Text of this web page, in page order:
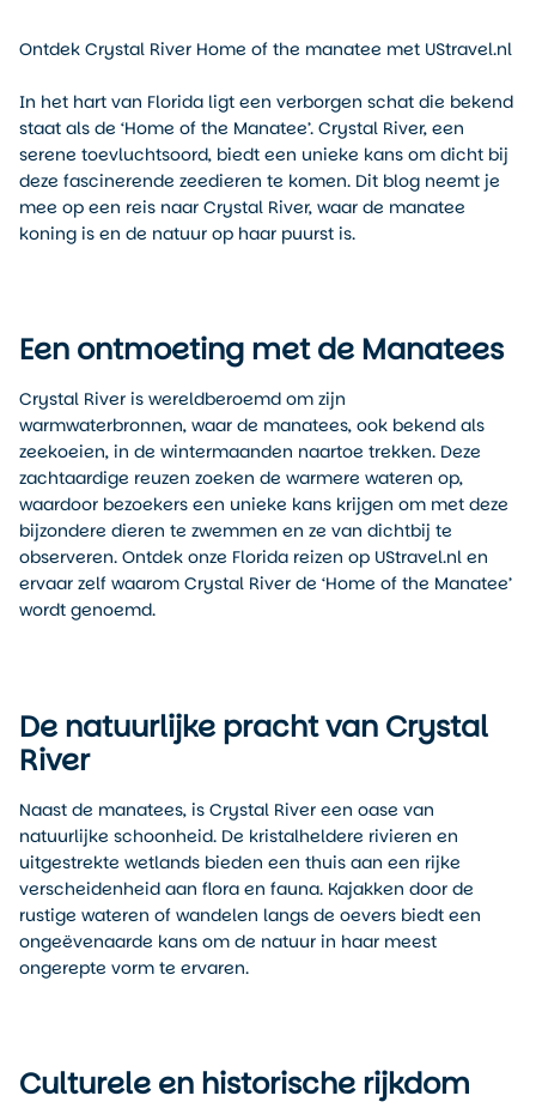
Ontdek Crystal River Home of the manatee met UStravel.nl
In het hart van Florida ligt een verborgen schat die bekend
staat als de ‘Home of the Manatee’. Crystal River, een
serene toevluchtsoord, biedt een unieke kans om dicht bij
deze fascinerende zeedieren te komen. Dit blog neemt je
mee op een reis naar Crystal River, waar de manatee
koning is en de natuur op haar puurst is.
Een ontmoeting met de Manatees
Crystal River is wereldberoemd om zijn
warmwaterbronnen, waar de manatees, ook bekend als
zeekoeien, in de wintermaanden naartoe trekken. Deze
zachtaardige reuzen zoeken de warmere wateren op,
waardoor bezoekers een unieke kans krijgen om met deze
bijzondere dieren te zwemmen en ze van dichtbij te
observeren. Ontdek onze Florida reizen op UStravel.nl en
ervaar zelf waarom Crystal River de ‘Home of the Manatee’
wordt genoemd.
De natuurlijke pracht van Crystal
River
Naast de manatees, is Crystal River een oase van
natuurlijke schoonheid. De kristalheldere rivieren en
uitgestrekte wetlands bieden een thuis aan een rijke
verscheidenheid aan flora en fauna. Kajakken door de
rustige wateren of wandelen langs de oevers biedt een
ongeëvenaarde kans om de natuur in haar meest
ongerepte vorm te ervaren.
Culturele en historische rijkdom